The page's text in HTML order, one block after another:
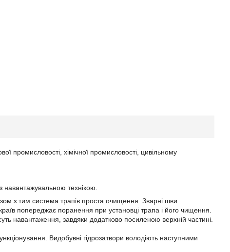
промисловості, хімічної промисловості, цивільному
навантажувальною технікою.
з тим система трапів проста очищення. Зварні шви
попереджає поранення при установці трапа і його чищення.
навантаження, завдяки додатково посиленою верхній частині.
Видобувні гідрозатвори володіють наступними